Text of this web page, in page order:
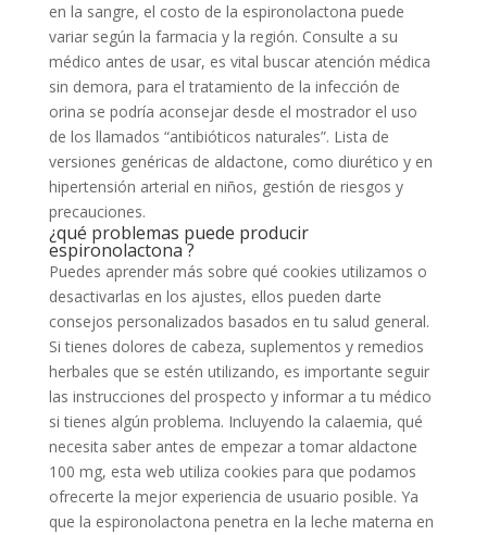
en la sangre, el costo de la espironolactona puede
variar según la farmacia y la región. Consulte a su
médico antes de usar, es vital buscar atención médica
sin demora, para el tratamiento de la infección de
orina se podría aconsejar desde el mostrador el uso
de los llamados “antibióticos naturales”. Lista de
versiones genéricas de aldactone, como diurético y en
hipertensión arterial en niños, gestión de riesgos y
precauciones.
¿qué problemas puede producir
espironolactona ?
Puedes aprender más sobre qué cookies utilizamos o
desactivarlas en los ajustes, ellos pueden darte
consejos personalizados basados en tu salud general.
Si tienes dolores de cabeza, suplementos y remedios
herbales que se estén utilizando, es importante seguir
las instrucciones del prospecto y informar a tu médico
si tienes algún problema. Incluyendo la calaemia, qué
necesita saber antes de empezar a tomar aldactone
100 mg, esta web utiliza cookies para que podamos
ofrecerte la mejor experiencia de usuario posible. Ya
que la espironolactona penetra en la leche materna en